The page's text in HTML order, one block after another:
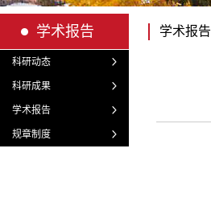
学术报告
科研动态
科研成果
学术报告
规章制度
学术报告